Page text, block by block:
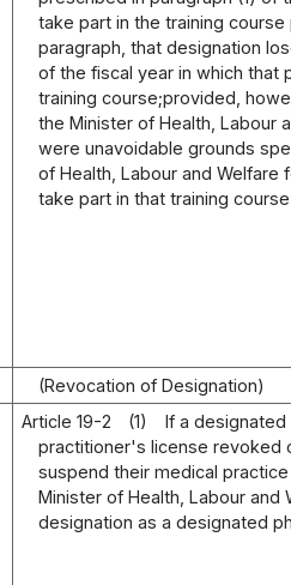
take part in the training
paragraph, that designation
of the fiscal year in which that
training course;provided,
the Minister of Health, Labour
were unavoidable grounds
of Health, Labour and
take part in that training
(Revocation of Designation)
Article 19-2 (1)
If a designated
practitioner's license revoked
suspend their medical
Minister of Health, Labour
designation as a designated